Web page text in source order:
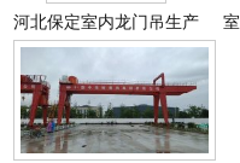
河北保定室内龙门吊生产